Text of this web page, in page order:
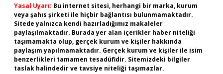
Yasal Uyarı: Bu internet sitesi, herhangi bir marka, kurum
veya şahıs şirketi ile hiçbir bağlantısı bulunmamaktadır.
Sitede yalnızca kendi hazırladığımız makaleler
paylaşılmaktadır. Burada yer alan içerikler haber niteliği
taşımamakta olup, gerçek kurum ve kişiler hakkında
paylaşım yapılmamaktadır. Gerçek kurum ve kişiler ile isim
benzerlikleri tamamen tesadüfidir. Sitemizdeki bilgiler
taslak halindedir ve tavsiye niteliği taşımazlar.